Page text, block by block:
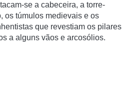
se a cabeceira, a torre-
os túmulos medievais e os
que revestiam os pilares
a alguns vãos e arcosólios.